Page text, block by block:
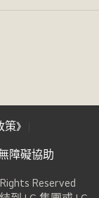
策》
障礙協助
Reserved